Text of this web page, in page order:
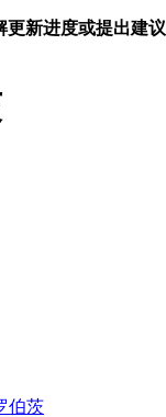
更新进度或提出建议
伯茨